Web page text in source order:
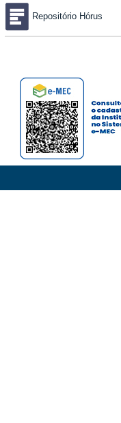
Repositório Hórus